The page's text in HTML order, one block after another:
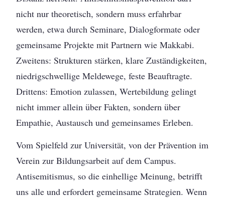
nicht nur theoretisch, sondern muss erfahrbar
werden, etwa durch Seminare, Dialogformate oder
gemeinsame Projekte mit Partnern wie Makkabi.
Zweitens: Strukturen stärken, klare Zuständigkeiten,
niedrigschwellige Meldewege, feste Beauftragte.
Drittens: Emotion zulassen, Wertebildung gelingt
nicht immer allein über Fakten, sondern über
Empathie, Austausch und gemeinsames Erleben.
Vom Spielfeld zur Universität, von der Prävention im
Verein zur Bildungsarbeit auf dem Campus.
Antisemitismus, so die einhellige Meinung, betrifft
uns alle und erfordert gemeinsame Strategien. Wenn